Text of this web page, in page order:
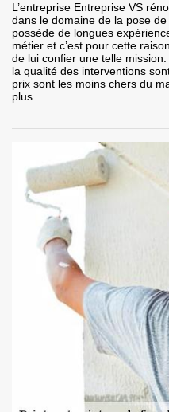
L’entreprise Entreprise VS
dans le domaine de la pose
possède de longues
métier et c’est pour cette
de lui confier une telle
la qualité des interventions
prix sont les moins chers du
plus.